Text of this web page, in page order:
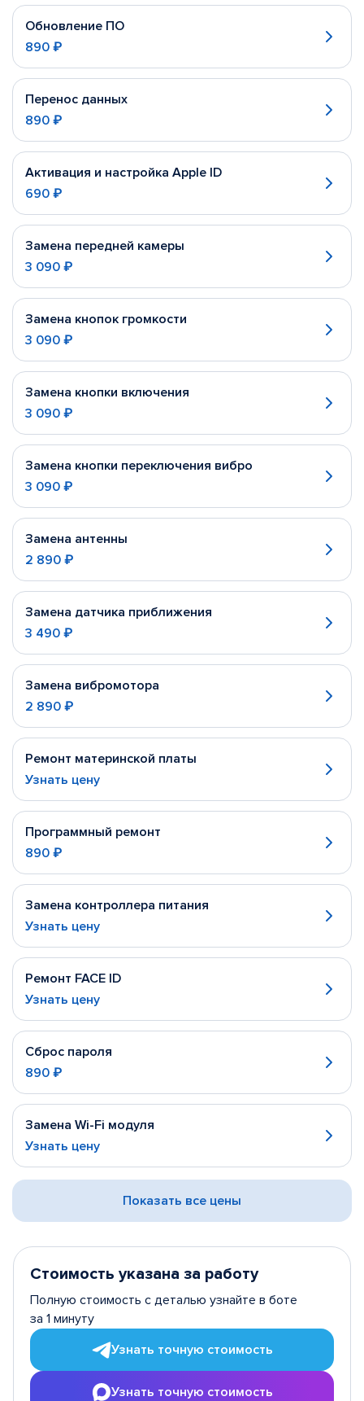
Обновление ПО
890 ₽
Перенос данных
890 ₽
Активация и настройка Apple ID
690 ₽
Замена передней камеры
3 090 ₽
Замена кнопок громкости
3 090 ₽
Замена кнопки включения
3 090 ₽
Замена кнопки переключения вибро
3 090 ₽
Замена антенны
2 890 ₽
Замена датчика приближения
3 490 ₽
Замена вибромотора
2 890 ₽
Ремонт материнской платы
Узнать цену
Программный ремонт
890 ₽
Замена контроллера питания
Узнать цену
Ремонт FACE ID
Узнать цену
Сброс пароля
890 ₽
Замена Wi-Fi модуля
Узнать цену
Показать все цены
Стоимость указана за работу
Полную стоимость с деталью узнайте в боте
за 1 минуту
Узнать точную стоимость
Узнать точную стоимость